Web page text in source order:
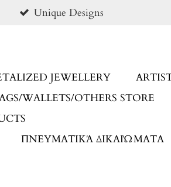
Unique Designs
JEWELLERY
WALLETS/OTHERS STORE
ΠΝΕΥΜΑΤΙΚΆ ΔΙΚΑΙΏΜΑΤΑ